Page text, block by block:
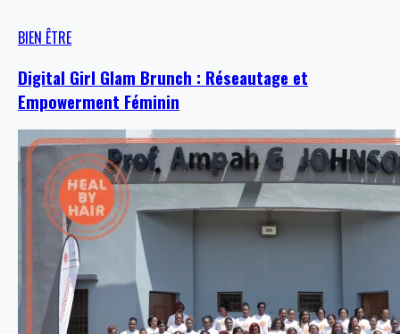
BIEN ÊTRE
Digital Girl Glam Brunch : Réseautage et
Empowerment Féminin